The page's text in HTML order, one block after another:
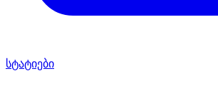
სტატიები